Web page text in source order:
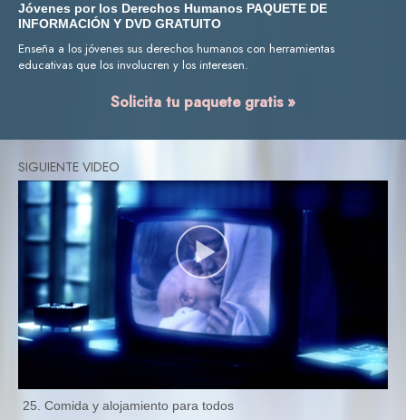
Jóvenes por los Derechos Humanos PAQUETE DE
INFORMACIÓN Y DVD GRATUITO
Enseña a los jóvenes sus derechos humanos con herramientas
educativas que los involucren y los interesen.
Solicita tu paquete gratis »
25. Comida y alojamiento para todos